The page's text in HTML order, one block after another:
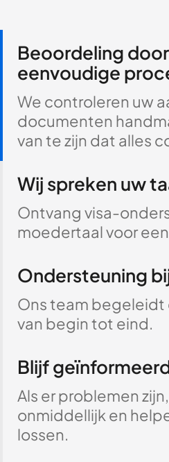
Beoordeling
eenvoudige
We controleren uw
documenten
van te zijn dat alles
Wij spreken uw
Ontvang visa-
moedertaal voor
Ondersteuning
Ons team begeleidt
van begin tot eind.
Blijf
Als er problemen
onmiddellijk en
lossen.